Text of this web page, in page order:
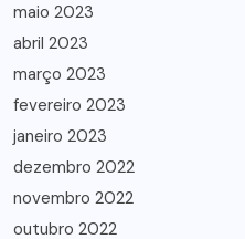
maio 2023
abril 2023
março 2023
fevereiro 2023
janeiro 2023
dezembro 2022
novembro 2022
outubro 2022